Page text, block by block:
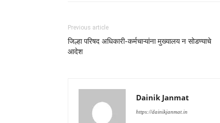
Previous article
जिल्हा परिषद अधिकारी-कर्मचाऱ्यांना मुख्यालय न सोडण्याचे
आदेश
Dainik Janmat
https://dainikjanmat.in